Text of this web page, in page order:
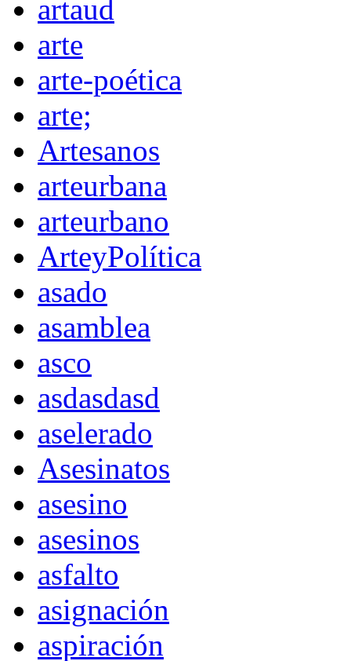
artaud
arte
arte-poética
arte;
Artesanos
arteurbana
arteurbano
ArteyPolítica
asado
asamblea
asco
asdasdasd
aselerado
Asesinatos
asesino
asesinos
asfalto
asignación
aspiración